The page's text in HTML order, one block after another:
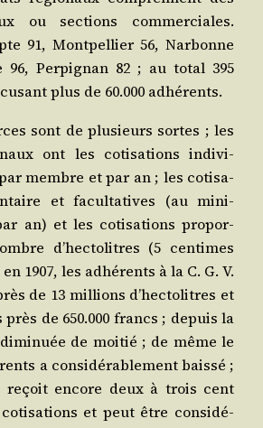
ou sec­tions com­mer­ciales.
91, Mont­pel­lier 56, Nar­bonne
96, Per­pi­gnan 82 ; au total 395
plus de 60.000 adhérents.
sont de plu­sieurs sortes ; les
ont les coti­sa­tions indi­vi­
membre et par an ; les coti­sa­
et facul­ta­tives (au mini­
an) et les coti­sa­tions pro­por­
d’hectolitres (5 cen­times
1907, les adhé­rents à la C. G. V.
de 13 mil­lions d’hectolitres et
de 650.000 francs ; depuis la
de moi­tié ; de même le
a consi­dé­ra­ble­ment bais­sé ;
reçoit encore deux à trois cent
et peut être consi­dé­